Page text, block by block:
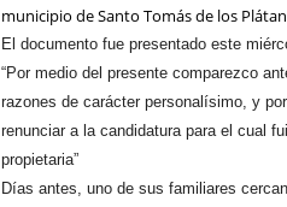
municipio de Santo Tomás de los
El documento fue presentado este
“Por medio del presente comparezco
razones de carácter personalísimo, y
renunciar a la candidatura para el cual
propietaria”
Días antes, uno de sus familiares